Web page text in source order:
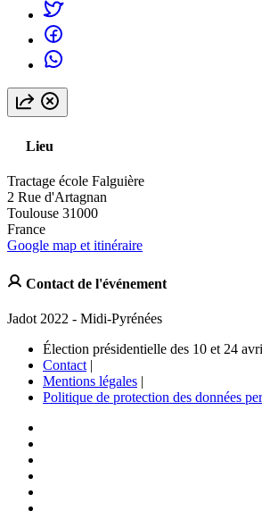
Lieu
Tractage école Falguière
2 Rue d'Artagnan
Toulouse 31000
France
Google map et itinéraire
Contact de l'événement
Jadot 2022 - Midi-Pyrénées
Élection présidentielle des 10 et 24
Contact |
Mentions légales |
Politique de protection des données